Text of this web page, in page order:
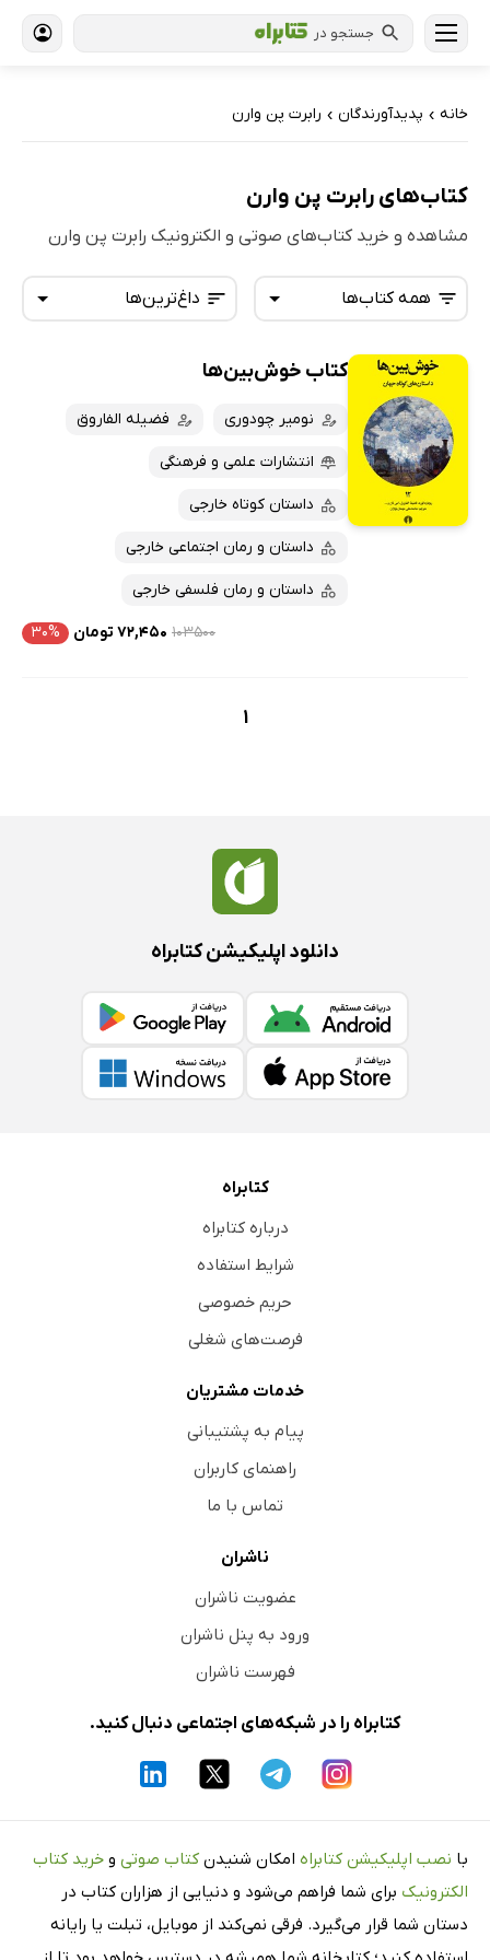
جستجو در
خانه › پدیدآورندگان › رابرت پن وارن
کتاب‌های رابرت پن وارن
مشاهده و خرید کتاب‌های صوتی و الکترونیک رابرت پن وارن
داغ‌ترین‌ها
تازه‌ها
داغ‌ترین‌ها
پرفروش‌ها
پربحث‌ها
ارزان ترین‌ها
همه کتاب‌ها
همه کتاب‌ها
کتاب‌های صوتی
کتاب‌های متنی
کتاب خوش‌بین‌ها
نومیر چودوری فضیله الفاروق
انتشارات علمی و فرهنگی
داستان کوتاه خارجی
داستان و رمان اجتماعی خارجی
داستان و رمان فلسفی خارجی
۱۰۳۵۰۰ ۷۲,۴۵۰ تومان ۳۰%
1
دانلود اپلیکیشن کتابراه
کتابراه
درباره کتابراه
شرایط استفاده
حریم خصوصی
فرصت‌های شغلی
خدمات مشتریان
پیام به پشتیبانی
راهنمای کاربران
تماس با ما
ناشران
عضویت ناشران
ورود به پنل ناشران
فهرست ناشران
کتابراه را در شبکه‌های اجتماعی دنبال کنید.
با نصب اپلیکیشن کتابراه امکان شنیدن کتاب صوتی و خرید کتاب
الکترونیک برای شما فراهم می‌شود و دنیایی از هزاران کتاب در
دستان شما قرار می‌گیرد. فرقی نمی‌کند از موبایل، تبلت یا رایانه